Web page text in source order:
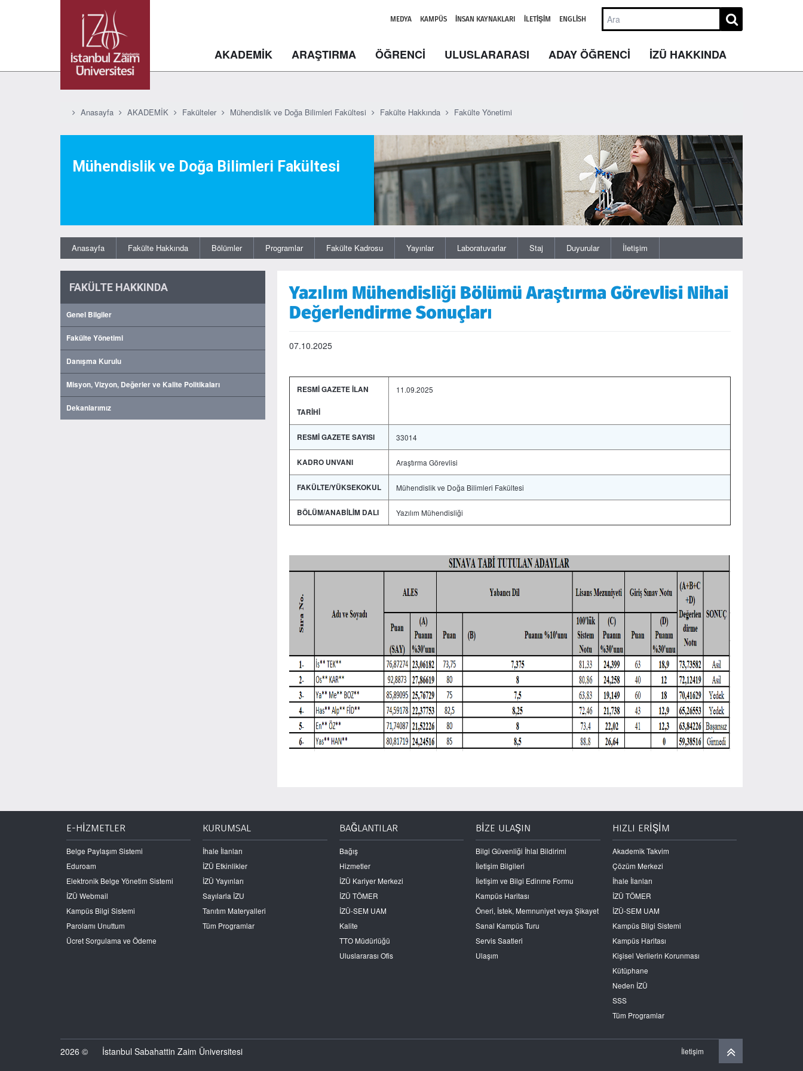
MEDYA KAMPÜS İNSAN KAYNAKLARI İLETIŞIM ENGLISH
AKADEMİK ARAŞTIRMA ÖĞRENCİ ULUSLARARASI ADAY ÖĞRENCİ İZÜ HAKKINDA
Anasayfa AKADEMİK Fakülteler Mühendislik ve Doğa Bilimleri Fakültesi Fakülte Hakkında Fakülte Yönetimi
Mühendislik ve Doğa Bilimleri Fakültesi
Anasayfa Fakülte Hakkında Bölümler Programlar Fakülte Kadrosu Yayınlar Laboratuvarlar Staj Duyurular İletişim
FAKÜLTE HAKKINDA
Genel Bilgiler
Fakülte Yönetimi
Danışma Kurulu
Misyon, Vizyon, Değerler ve Kalite Politikaları
Dekanlarımız
Yazılım Mühendisliği Bölümü Araştırma Görevlisi Nihai
Değerlendirme Sonuçları
07.10.2025
RESMİ GAZETE İLAN
TARİHİ
11.09.2025
RESMİ GAZETE SAYISI 33014
KADRO UNVANI Araştırma Görevlisi
FAKÜLTE/YÜKSEKOKUL Mühendislik ve Doğa Bilimleri Fakültesi
BÖLÜM/ANABİLİM DALI Yazılım Mühendisliği
E-HİZMETLER
Belge Paylaşım Sistemi
Eduroam
Elektronik Belge Yönetim Sistemi
İZÜ Webmail
Kampüs Bilgi Sistemi
Parolamı Unuttum
Ücret Sorgulama ve Ödeme
KURUMSAL
İhale İlanları
İZÜ Etkinlikler
İZÜ Yayınları
Sayılarla İZU
Tanıtım Materyalleri
Tüm Programlar
BAĞLANTILAR
Bağış
Hizmetler
İZÜ Kariyer Merkezi
İZÜ TÖMER
İZÜ-SEM UAM
Kalite
TTO Müdürlüğü
Uluslararası Ofis
BİZE ULAŞIN
Bilgi Güvenliği İhlal Bildirimi
İletişim Bilgileri
İletişim ve Bilgi Edinme Formu
Kampüs Haritası
Öneri, İstek, Memnuniyet veya Şikayet
Sanal Kampüs Turu
Servis Saatleri
Ulaşım
HIZLI ERİŞİM
Akademik Takvim
Çözüm Merkezi
İhale İlanları
İZÜ TÖMER
İZÜ-SEM UAM
Kampüs Bilgi Sistemi
Kampüs Haritası
Kişisel Verilerin Korunması
Kütüphane
Neden İZÜ
SSS
Tüm Programlar
2026 © İstanbul Sabahattin Zaim Üniversitesi İletişim